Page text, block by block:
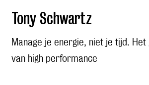
Tony Schwartz
Manage je energie, niet je tijd. Het
van high performance